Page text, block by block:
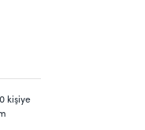
kişiye